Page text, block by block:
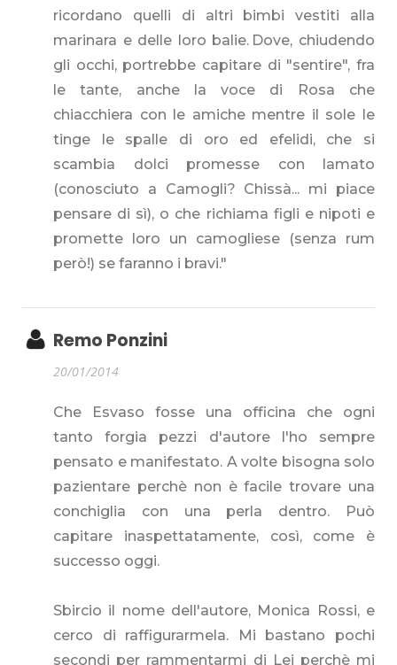
ricordano quelli di altri bimbi vestiti alla
marinara e delle loro balie. Dove, chiudendo
gli occhi, portrebbe capitare di "sentire", fra
le tante, anche la voce di Rosa che
chiacchiera con le amiche mentre il sole le
tinge le spalle di oro ed efelidi, che si
scambia dolci promesse con lamato
(conosciuto a Camogli? Chissà... mi piace
pensare di sì), o che richiama figli e nipoti e
promette loro un camogliese (senza rum
però!) se faranno i bravi."
Remo Ponzini
20/01/2014
Che Esvaso fosse una officina che ogni
tanto forgia pezzi d'autore l'ho sempre
pensato e manifestato. A volte bisogna solo
pazientare perchè non è facile trovare una
conchiglia con una perla dentro. Può
capitare inaspettatamente, così, come è
successo oggi.
Sbircio il nome dell'autore, Monica Rossi, e
cerco di raffigurarmela. Mi bastano pochi
secondi per rammentarmi di Lei perchè mi